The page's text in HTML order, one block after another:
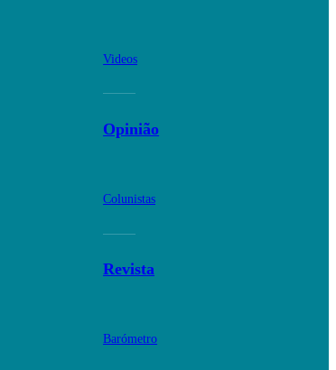
Videos
Opinião
Colunistas
Revista
Barómetro